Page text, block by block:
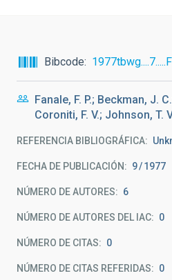
Bibcode 1977tbwg....7.....F
Fanale, F. P.; Beckman, J.
Coroniti, F. V.; Johnson, T.
REFERENCIA BIBLIOGRÁFICA
FECHA DE PUBLICACIÓN: 9 1977
NÚMERO DE AUTORES 6
NÚMERO DE AUTORES DEL IAC 0
NÚMERO DE CITAS 0
NÚMERO DE CITAS REFERIDAS 0